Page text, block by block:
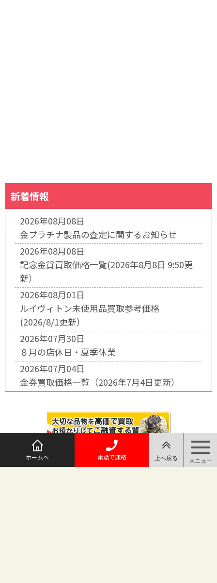
新着情報
2026年08月08日
金プラチナ製品の査定に関するお知らせ
2026年08月08日
記念金貨買取価格一覧(2026年8月8日 9:50更
新）
2026年08月01日
ルイヴィトン未使用品買取参考価格
(2026/8/1更新）
2026年07月30日
８月の店休日・夏季休業
2026年07月04日
金券買取価格一覧（2026年7月4日更新）
ホームへ 電話で連絡